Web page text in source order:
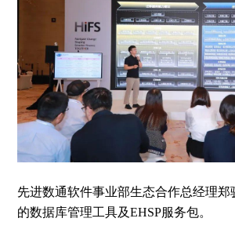
先进数通软件事业部生态合作总经理郑
的数据库管理工具及EHSP服务包。